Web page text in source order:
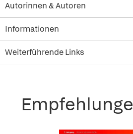
Autorinnen & Autoren
Informationen
Weiterführende Links